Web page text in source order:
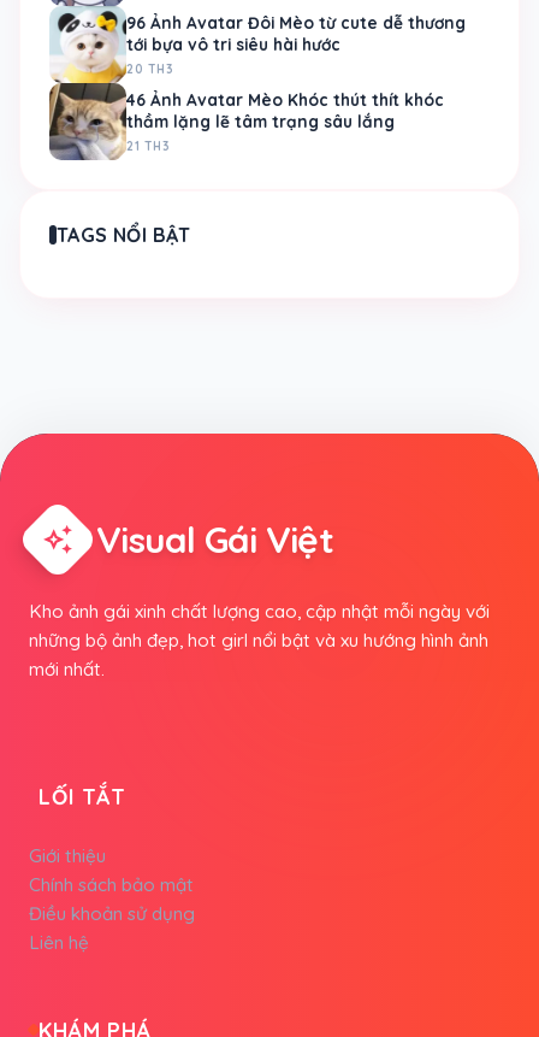
96 Ảnh Avatar Đôi Mèo từ cute dễ thương
tới bựa vô tri siêu hài hước
20 TH3
46 Ảnh Avatar Mèo Khóc thút thít khóc
thầm lặng lẽ tâm trạng sâu lắng
21 TH3
TAGS NỔI BẬT
auto_awesome Visual Gái Việt
Kho ảnh gái xinh chất lượng cao, cập nhật mỗi ngày với
những bộ ảnh đẹp, hot girl nổi bật và xu hướng hình ảnh
mới nhất.
LỐI TẮT
Giới thiệu
Chính sách bảo mật
Điều khoản sử dụng
Liên hệ
KHÁM PHÁ